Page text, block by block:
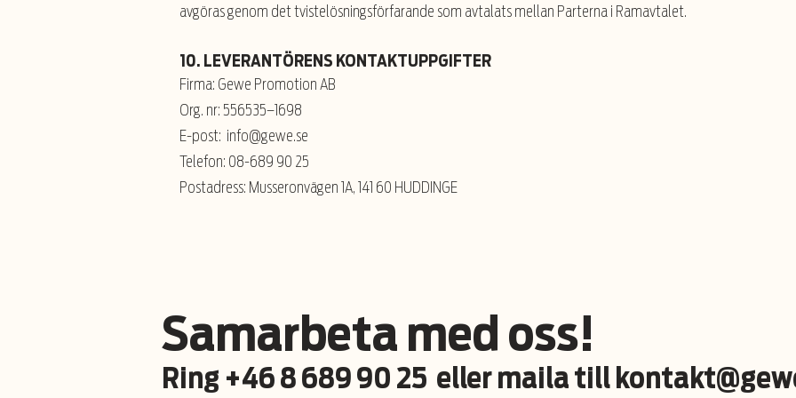
avgöras genom det tvistelösningsförfarande som avtalats mellan Parterna i Ramavtalet.
10. LEVERANTÖRENS KONTAKTUPPGIFTER
Firma: Gewe Promotion AB
Org. nr: 556535–1698
E-post: info@gewe.se
Telefon: 08-689 90 25
Postadress: Musseronvägen 1A, 141 60 HUDDINGE
Samarbeta med oss!
Ring +46 8 689 90 25 eller maila till